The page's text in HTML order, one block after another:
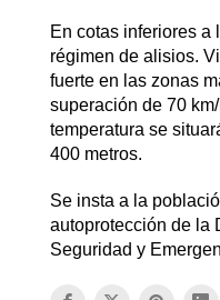
En cotas inferiores a
régimen de alisios.
fuerte en las zonas
superación de 70
temperatura se
400 metros.
Se insta a la
autoprotección de la
Seguridad y